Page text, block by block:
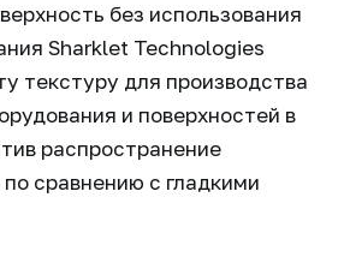
без использования
Sharklet Technologies
текстуру для производства
и поверхностей в
распространение
сравнению с гладкими